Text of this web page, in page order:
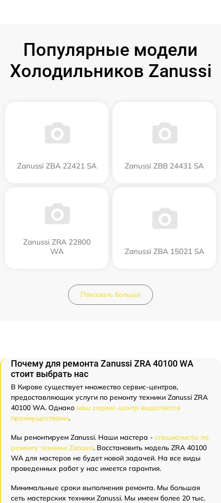
Популярные модели
Холодильников Zanussi
Zanussi ZBA 22421 SA Zanussi ZBB 24431 SA
Zanussi ZRA 22800
WA
Zanussi ZBA 15021 SA
Показать больше
Почему для ремонта Zanussi ZRA 40100 WA
стоит выбрать нас
В Кирове существует множество сервис-центров,
предоставляющих услуги по ремонту техники Zanussi ZRA
40100 WA. Однако наш сервис-центр выделяется
преимуществами.
Мы ремонтируем Zanussi. Наши мастера - специалисты по
ремонту техники Zanussi. Восстановить модель ZRA 40100
WA для мастеров не будет новой задачей. На все виды
проведенных работ у нас имеется гарантия.
Минимальные сроки выполнения ремонта. Мы большая
сеть мастерских техники Zanussi. Мы имеем более 20 тыс.